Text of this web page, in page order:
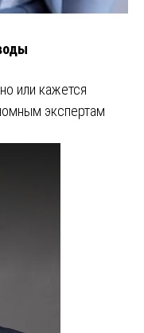
или кажется
экспертам